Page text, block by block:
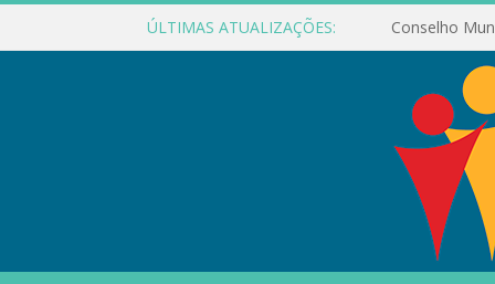
ÚLTIMAS ATUALIZAÇÕES: